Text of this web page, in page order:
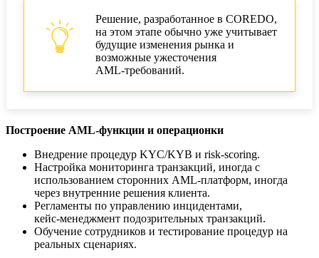
Решение, разработанное в COREDO,
на этом этапе обычно уже учитывает
будущие изменения рынка и
возможные ужесточения
AML‑требований.
Построение AML‑функции и операционки
Внедрение процедур KYC/KYB и risk‑scoring.
Настройка мониторинга транзакций, иногда с
использованием сторонних AML‑платформ, иногда
через внутренние решения клиента.
Регламенты по управлению инцидентами,
кейс‑менеджмент подозрительных транзакций.
Обучение сотрудников и тестирование процедур на
реальных сценариях.